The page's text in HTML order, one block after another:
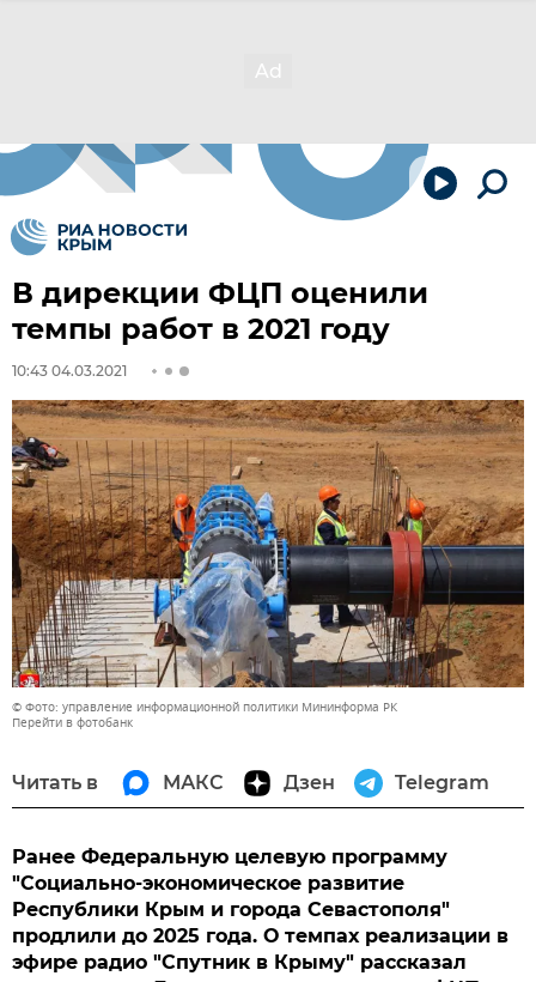
В дирекции ФЦП оценили
темпы работ в 2021 году
10:43 04.03.2021
© Фото: управление информационной политики Мининформа РК
Перейти в фотобанк
Читать в МАКС Дзен Telegram
Ранее Федеральную целевую программу
"Социально-экономическое развитие
Республики Крым и города Севастополя"
продлили до 2025 года. О темпах реализации в
эфире радио "Спутник в Крыму" рассказал